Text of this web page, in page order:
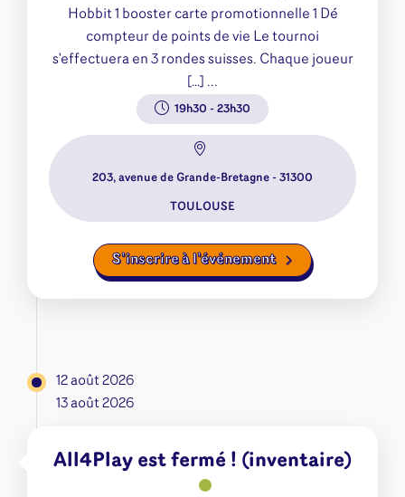
Hobbit 1 booster carte promotionnelle 1 Dé
compteur de points de vie Le tournoi
s'effectuera en 3 rondes suisses. Chaque joueur
[…] ...
19h30 - 23h30
203, avenue de Grande-Bretagne - 31300
TOULOUSE
S’inscrire à l’événement
12 août 2026
13 août 2026
All4Play est fermé ! (inventaire)